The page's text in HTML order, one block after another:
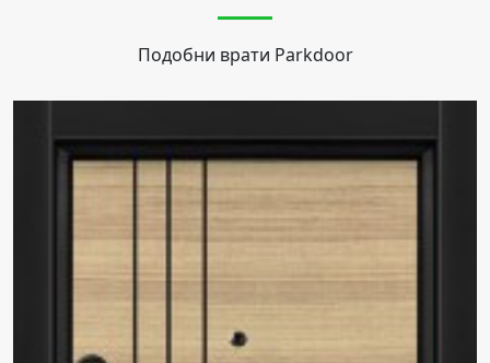
Подобни врати Parkdoor